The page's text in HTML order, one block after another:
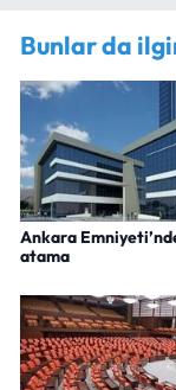
Bunlar da
Ankara
atama